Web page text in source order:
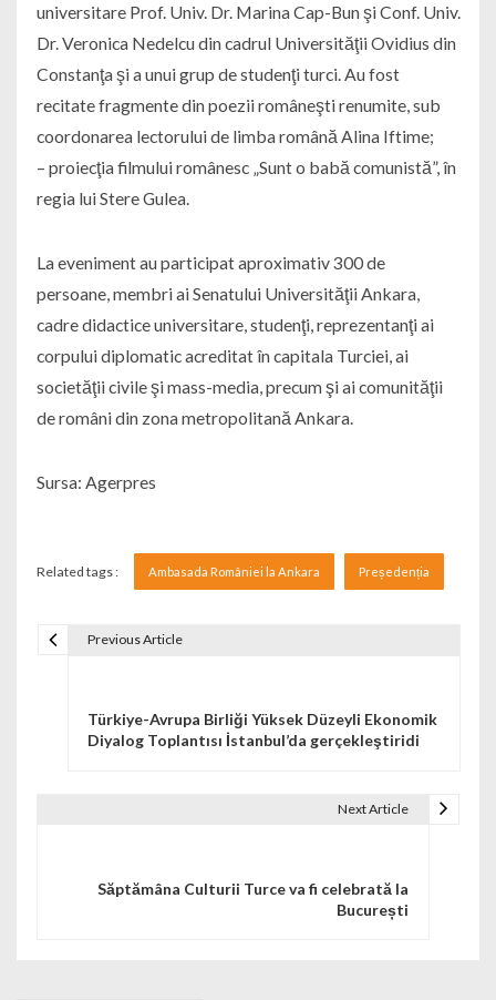
universitare Prof. Univ. Dr. Marina Cap-Bun şi Conf. Univ.
Dr. Veronica Nedelcu din cadrul Universităţii Ovidius din
Constanţa şi a unui grup de studenţi turci. Au fost
recitate fragmente din poezii româneşti renumite, sub
coordonarea lectorului de limba română Alina Iftime;
– proiecţia filmului românesc „Sunt o babă comunistă”, în
regia lui Stere Gulea.
La eveniment au participat aproximativ 300 de
persoane, membri ai Senatului Universităţii Ankara,
cadre didactice universitare, studenţi, reprezentanţi ai
corpului diplomatic acreditat în capitala Turciei, ai
societăţii civile şi mass-media, precum şi ai comunităţii
de români din zona metropolitană Ankara.
Sursa: Agerpres
Related tags : Ambasada României la Ankara Președenția
Previous Article
Türkiye-Avrupa Birliği Yüksek Düzeyli Ekonomik
Diyalog Toplantısı İstanbul’da gerçekleştiridi
Next Article
Săptămâna Culturii Turce va fi celebrată la
București